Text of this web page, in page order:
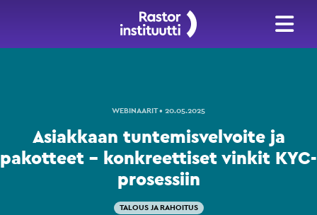
WEBINAARIT • 20.05.2025
Asiakkaan tuntemisvelvoite ja
pakotteet – konkreettiset vinkit KYC-
prosessiin
TALOUS JA RAHOITUS